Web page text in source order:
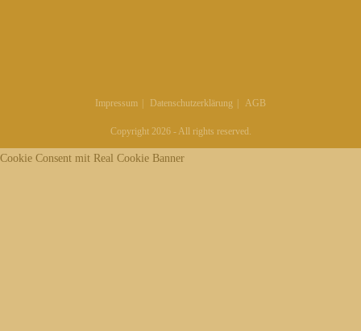
Impressum Datenschutzerklärung AGB
Copyright 2026 - All rights reserved.
Cookie Consent mit Real Cookie Banner